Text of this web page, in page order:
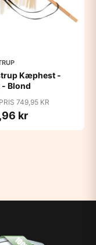
Kæphest -
Blond
749,95 KR
kr